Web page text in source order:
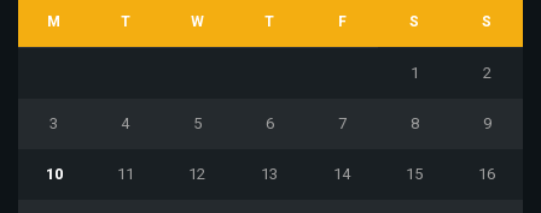
M T W T F S S
1 2
3 4 5 6 7 8 9
10 11 12 13 14 15 16